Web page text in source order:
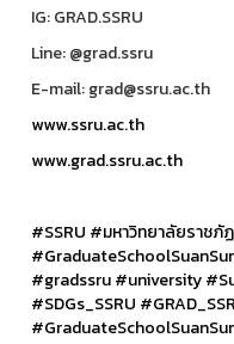
IG: GRAD.SSRU
Line: @grad.ssru
E-mail: grad@ssru.ac.th
www.ssru.ac.th
www.grad.ssru.ac.th
#SSRU #มหาวิทยาลัยราชภั
#gradssru#university
#SDGs_SSRU